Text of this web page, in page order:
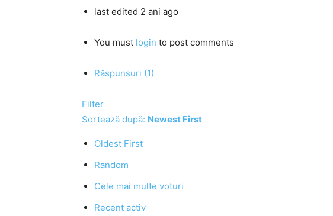
last edited 2 ani ago
You must login to post comments
Răspunsuri (1)
Filter
Sortează după: Newest First
Oldest First
Random
Cele mai multe voturi
Recent activ